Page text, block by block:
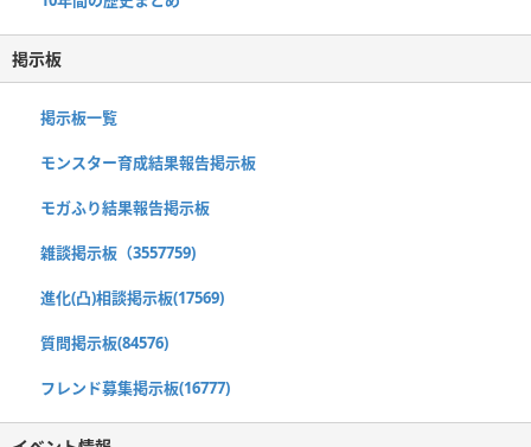
掲示板
掲示板一覧
モンスター育成結果報告掲示板
モガふり結果報告掲示板
雑談掲示板（3557759)
進化(凸)相談掲示板(17569)
質問掲示板(84576)
フレンド募集掲示板(16777)